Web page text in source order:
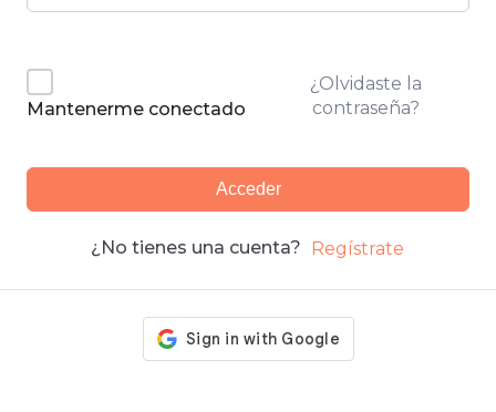
Mantenerme conectado
¿Olvidaste la
contraseña?
Acceder
¿No tienes una cuenta? Regístrate